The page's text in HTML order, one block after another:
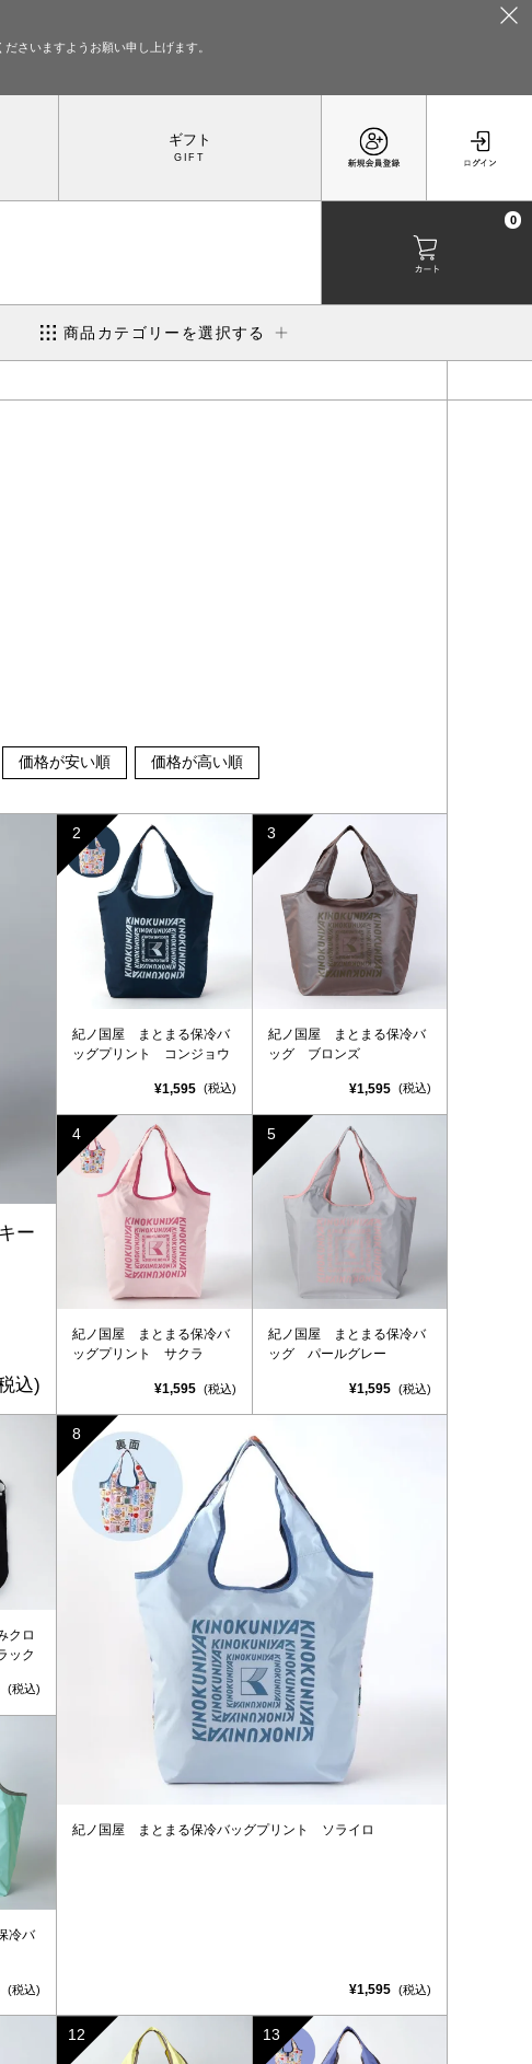
さいますようお願い申し上げます。
0
ギフト
商品カテゴリーを選択する
価格が安い順 価格が高い順
ー
込)
紀ノ国屋 まとまる保冷バ
ッグプリント コンジョウ
¥1,595 (税込)
紀ノ国屋 まとまる保冷バ
ッグ ブロンズ
¥1,595 (税込)
紀ノ国屋 まとまる保冷バ
ッグプリント サクラ
¥1,595 (税込)
紀ノ国屋 まとまる保冷バ
ッグ パールグレー
¥1,595 (税込)
クロ
ック
(税込)
紀ノ国屋 まとまる保冷バッグプリント ソライロ
¥1,595 (税込)
冷バ
(税込)